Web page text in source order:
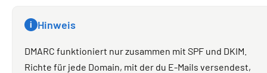
i Hinweis
DMARC funktioniert nur zusammen mit SPF und DKIM.
Richte für jede Domain, mit der du E-Mails versendest,